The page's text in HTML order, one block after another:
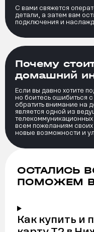
С вами свяжется
детали, а затем вам
подключения и
Почему
домашний
Если вы давно хотите
но боитесь ошибиться
обратить внимание на
является одной из
всем пожеланиям своих
новые возможности и
ОСТАЛИСЬ
ПОМОЖЕМ
Как купить и